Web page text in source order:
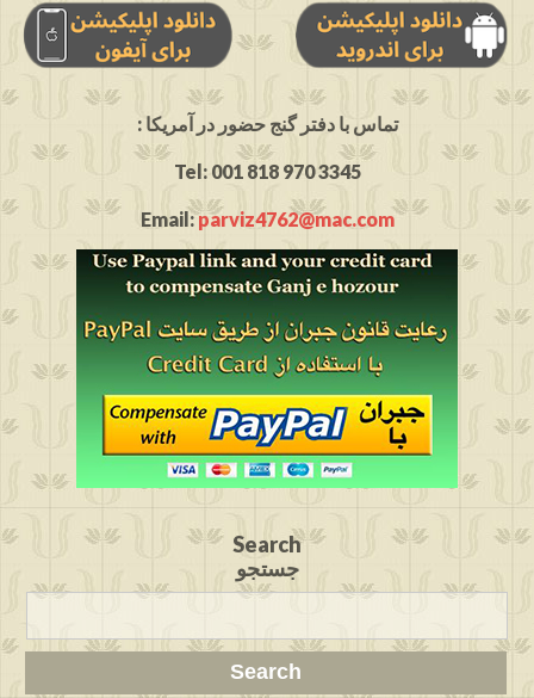
: تماس با دفتر گنج حضور در آمریکا
Tel: 001 818 970 3345
Email:parviz4762@mac.com
Search
جستجو